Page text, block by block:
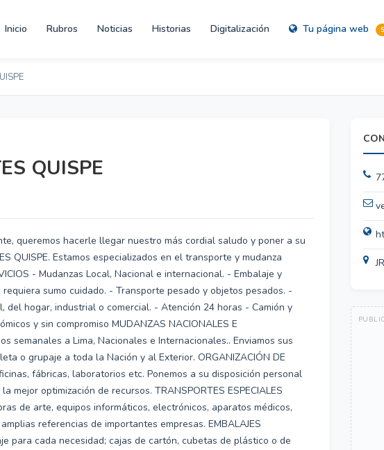
Inicio Rubros Noticias Historias Digitalización Tu página web
QUISPE
queremos hacerle llegar nuestro más cordial saludo y poner a su
QUISPE. Estamos especializados en el transporte y mudanza
- Mudanzas Local, Nacional e internacional. - Embalaje y
sumo cuidado. - Transporte pesado y objetos pesados. -
del hogar, industrial o comercial. - Atención 24 horas - Camión y
y sin compromiso MUDANZAS NACIONALES E
semanales a Lima, Nacionales e Internacionales.. Enviamos sus
o grupaje a toda la Nación y al Exterior. ORGANIZACIÓN DE
fábricas, laboratorios etc. Ponemos a su disposición personal
optimización de recursos. TRANSPORTES ESPECIALES
de arte, equipos informáticos, electrónicos, aparatos médicos,
referencias de importantes empresas. EMBALAJES
para cada necesidad; cajas de cartón, cubetas de plástico o de